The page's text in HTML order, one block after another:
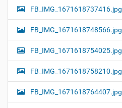
FB_IMG_1671618737416.jpg
FB_IMG_1671618748566.jpg
FB_IMG_1671618754025.jpg
FB_IMG_1671618758210.jpg
FB_IMG_1671618764407.jpg